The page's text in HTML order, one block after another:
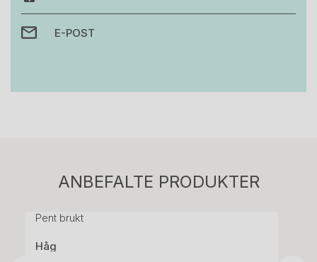
E-POST
ANBEFALTE PRODUKTER
H05 5600 Swingback-armlene Mørk
Pent brukt
Håg